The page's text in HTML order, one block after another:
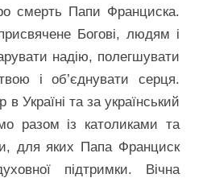
смерть Папи Франциска.
Богові, людям і
надію, полегшувати
і об’єднувати серця.
Україні та за український
разом із католиками та
для яких Папа Франциск
підтримки. Вічна